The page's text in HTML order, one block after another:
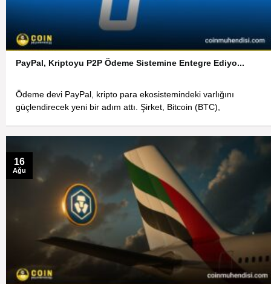
PayPal, Kriptoyu P2P Ödeme Sistemine Entegre Ediyo...
Ödeme devi PayPal, kripto para ekosistemindeki varlığını
güçlendirecek yeni bir adım attı. Şirket, Bitcoin (BTC),
16
Ağu